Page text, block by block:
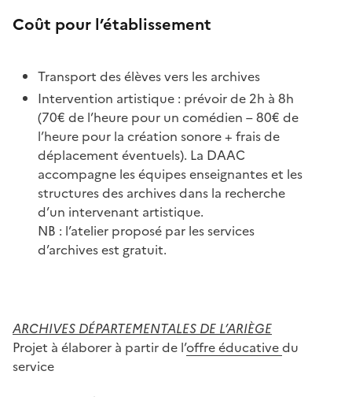
Coût pour l’établissement
Transport des élèves vers les archives
Intervention artistique : prévoir de 2h à 8h
(70€ de l’heure pour un comédien – 80€ de
l’heure pour la création sonore + frais de
déplacement éventuels). La DAAC
accompagne les équipes enseignantes et les
structures des archives dans la recherche
d’un intervenant artistique.
NB : l’atelier proposé par les services
d’archives est gratuit.
ARCHIVES DÉPARTEMENTALES DE L’ARIÈGE
Projet à élaborer à partir de l’offre éducativedu
service